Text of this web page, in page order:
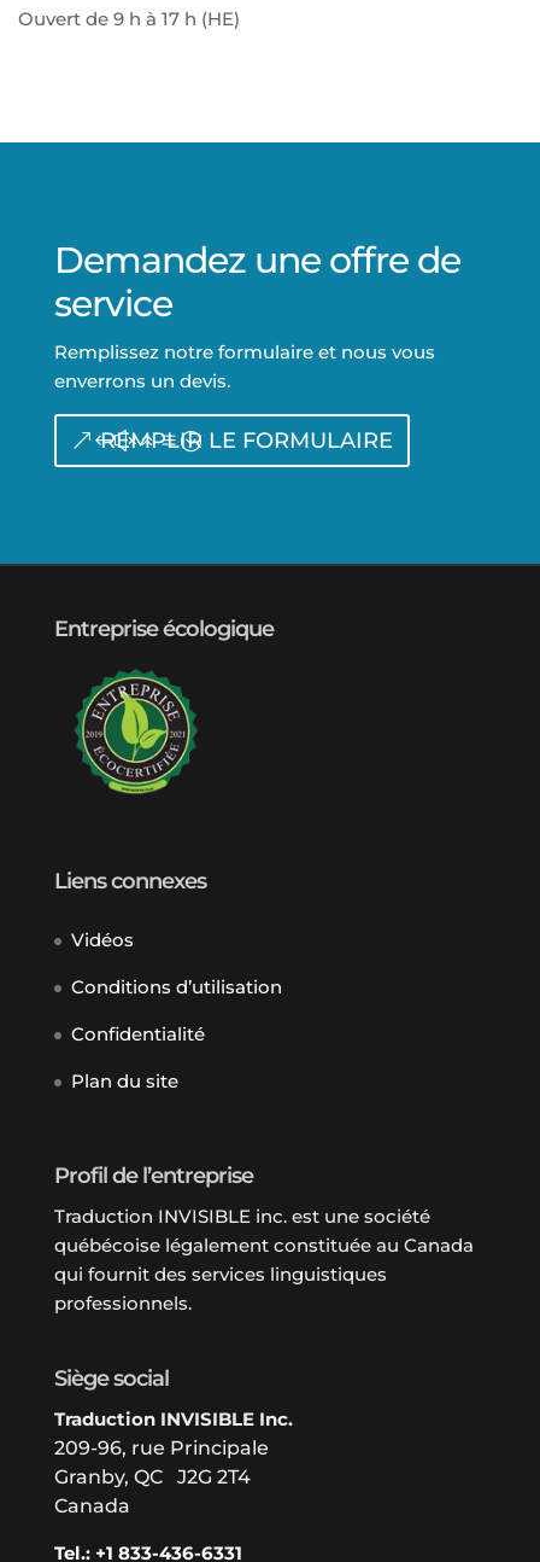
Ouvert de 9 h à 17 h (HE)
Demandez une offre de
service
Remplissez notre formulaire et nous vous
enverrons un devis.
REMPLIR LE FORMULAIRE
Entreprise écologique
Liens connexes
Vidéos
Conditions d’utilisation
Confidentialité
Plan du site
Profil de l’entreprise
Traduction INVISIBLE inc. est une société
québécoise légalement constituée au Canada
qui fournit des services linguistiques
professionnels.
Siège social
Traduction INVISIBLE Inc.
209-96, rue Principale
Granby, QC J2G 2T4
Canada
Tel.: +1 833-436-6331